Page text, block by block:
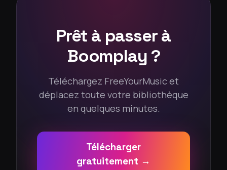
Prêt à passer à
Boomplay ?
Téléchargez FreeYourMusic et
déplacez toute votre bibliothèque
en quelques minutes.
Télécharger
gratuitement →